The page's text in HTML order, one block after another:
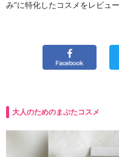
み”に特化したコスメをレビュ
大人のためのまぶたコスメ